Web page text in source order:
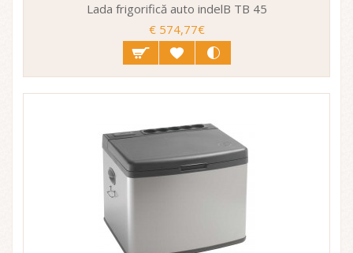
Lada frigorifică auto indelB TB 45
€ 574,77€